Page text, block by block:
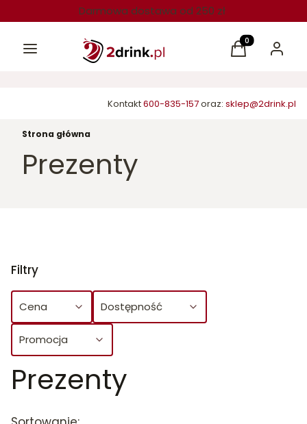
Darmowa dostawa od 250 zł
Menu Produkty w
Koszyk Zaloguj
Kontakt600-835-157oraz: sklep@2drink.pl
Strona główna
Prezenty
Filtry
Cena Dostępność
Promocja
Koniec filtrów
Prezenty